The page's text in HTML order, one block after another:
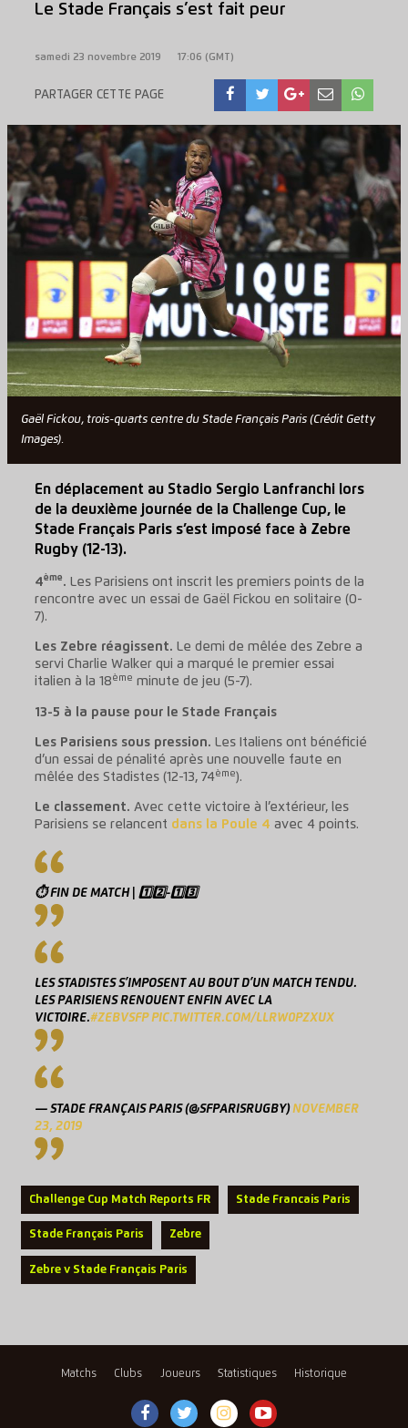
Le Stade Français s’est fait peur
samedi 23 novembre 2019 17:06 (GMT)
PARTAGER CETTE PAGE
Gaël Fickou, trois-quarts centre du Stade Français Paris (Crédit Getty
Images).
En déplacement au Stadio Sergio Lanfranchi lors
de la deuxième journée de la Challenge Cup, le
Stade Français Paris s’est imposé face à Zebre
Rugby (12-13).
4ème. Les Parisiens ont inscrit les premiers points de la
rencontre avec un essai de Gaël Fickou en solitaire (0-
7).
Les Zebre réagissent. Le demi de mêlée des Zebre a
servi Charlie Walker qui a marqué le premier essai
italien à la 18ème minute de jeu (5-7).
13-5 à la pause pour le Stade Français
Les Parisiens sous pression. Les Italiens ont bénéficié
d’un essai de pénalité après une nouvelle faute en
mêlée des Stadistes (12-13, 74ème).
Le classement. Avec cette victoire à l’extérieur, les
Parisiens se relancent dans la Poule 4 avec 4 points.
⏱ FIN DE MATCH | 1️⃣2️⃣-1️⃣3️⃣
LES STADISTES S’IMPOSENT AU BOUT D’UN MATCH TENDU.
LES PARISIENS RENOUENT ENFIN AVEC LA
VICTOIRE.#ZEBVSFP PIC.TWITTER.COM/LLRW0PZXUX
— STADE FRANÇAIS PARIS (@SFPARISRUGBY) NOVEMBER
23, 2019
Challenge Cup Match Reports FR Stade Francais Paris
Stade Français Paris Zebre
Zebre v Stade Français Paris
Matchs Clubs Joueurs Statistiques Historique